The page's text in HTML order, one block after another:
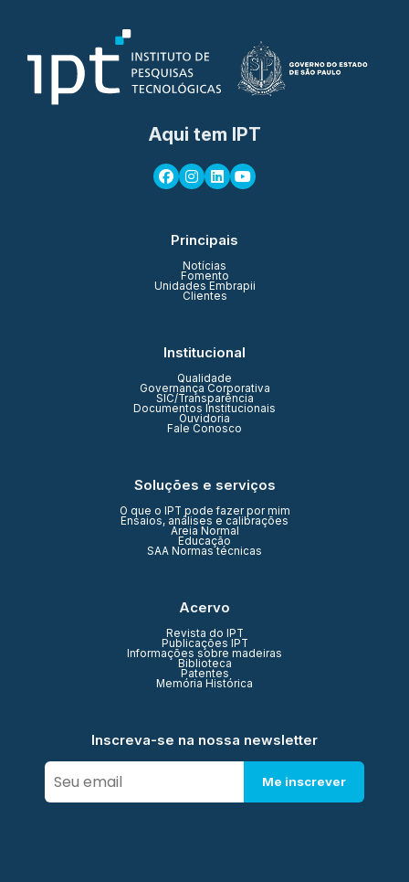
Aqui tem IPT
Principais
Notícias
Fomento
Unidades Embrapii
Clientes
Institucional
Qualidade
Governança Corporativa
SIC/Transparência
Documentos Institucionais
Ouvidoria
Fale Conosco
Soluções e serviços
O que o IPT pode fazer por mim
Ensaios, análises e calibrações
Areia Normal
Educação
SAA Normas técnicas
Acervo
Revista do IPT
Publicações IPT
Informações sobre madeiras
Biblioteca
Patentes
Memória Histórica
Inscreva-se na nossa newsletter
Me inscrever